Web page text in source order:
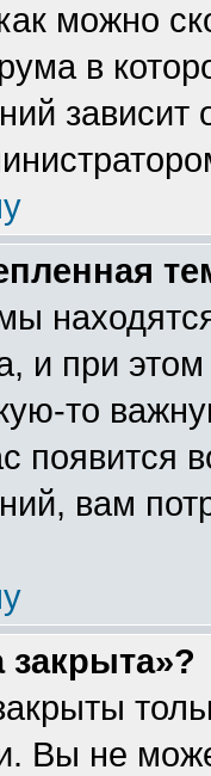
можно
в
зависит
и при
то
появится
вам
закрыта»?
Вы не